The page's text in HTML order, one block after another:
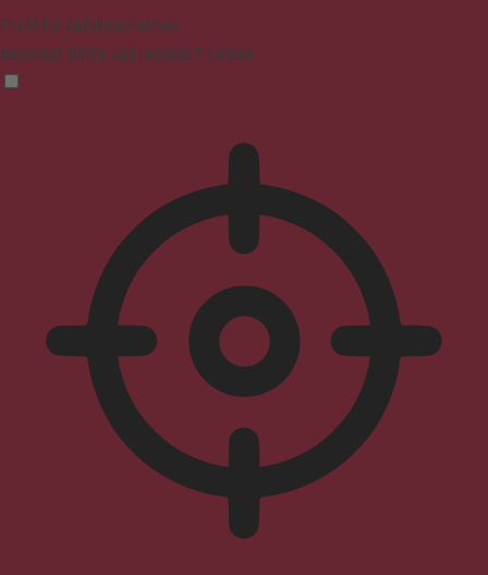
Profil für Anfallssicherheit
Beseitigt Blitze und reduziert Farben